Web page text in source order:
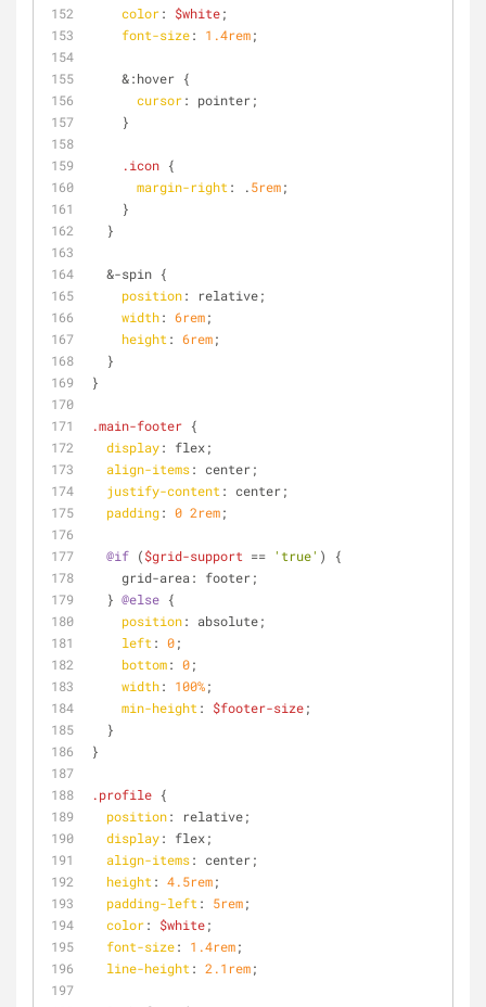
color: $white;
font-size: 1.4rem;
    &
:hover {
cursor: pointer;
    }
.icon {
margin-right : .5rem;
    }
  }
  &-spin {
position: relative;
width: 6rem;
height : 6rem;
  }
}
.main-footer {
display: flex;
align-items: center;
justify-content : center;
padding: 0 2rem;
@if ($grid-support == 'true' ) {
    grid-area: footer;
  }
@else {
position: absolute;
left : 0;
bottom: 0;
width: 100%;
min-height : $footer-size;
  }
}
.profile {
position: relative;
display: flex;
align-items: center;
height : 4.5rem;
padding-left : 5rem;
color: $white;
font-size: 1.4rem;
line-height : 2.1rem;